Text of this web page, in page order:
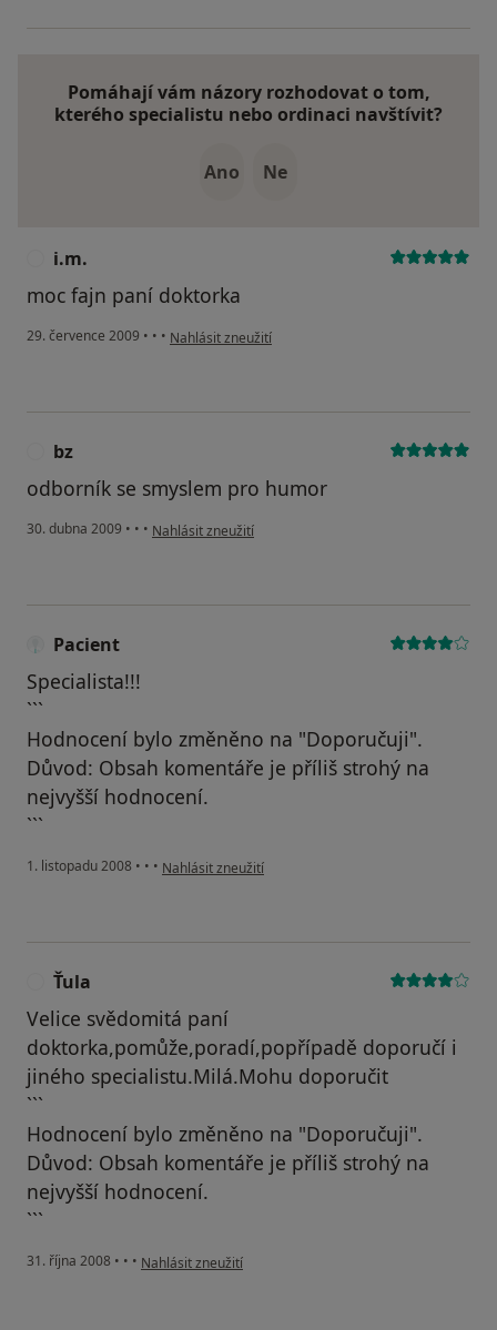
Pomáhají vám názory rozhodovat o tom,
kterého specialistu nebo ordinaci navštívit?
Ano Ne
i.m.
moc fajn paní doktorka
29. července 2009 • • • podle názoru uživatele i.m.
Nahlásit zneužití
bz
odborník se smyslem pro humor
30. dubna 2009 • • • podle názoru uživatele bz
Nahlásit zneužití
Pacient
Specialista!!!
```
Hodnocení bylo změněno na "Doporučuji".
Důvod: Obsah komentáře je příliš strohý na
nejvyšší hodnocení.
```
1. listopadu 2008 • • • podle názoru uživatele Pacient
Nahlásit zneužití
Ťula
Velice svědomitá paní
doktorka,pomůže,poradí,popřípadě doporučí i
jiného specialistu.Milá.Mohu doporučit
```
Hodnocení bylo změněno na "Doporučuji".
Důvod: Obsah komentáře je příliš strohý na
nejvyšší hodnocení.
```
31. října 2008 • • • podle názoru uživatele Ťula
Nahlásit zneužití